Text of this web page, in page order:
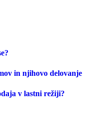
in njihovo delovanje
v lastni režiji?